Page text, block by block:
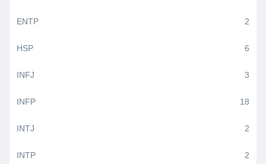
ENTP 2
HSP 6
INFJ 3
INFP 18
INTJ 2
INTP 2